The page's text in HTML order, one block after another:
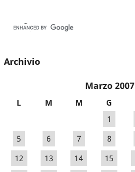
Archivio
Marzo 2007
L M M G
1
5
6 7 8
12
13 14 15